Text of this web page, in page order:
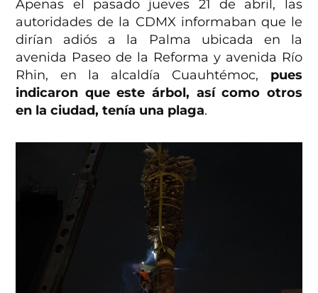
Apenas el pasado jueves 21 de abril, las
autoridades de la CDMX informaban que le
dirían adiós a la Palma ubicada en la
avenida Paseo de la Reforma y avenida Río
Rhin, en la alcaldía Cuauhtémoc, pues
indicaron que este árbol, así como otros
en la ciudad, tenía una plaga.